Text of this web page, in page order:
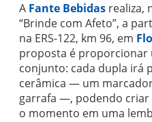
A Fante Bebidas realiza,
“Brinde com Afeto”, a
na ERS-122, km 96, em
proposta é proporcionar
conjunto: cada dupla irá
cerâmica — um
garrafa —, podendo
o momento em uma